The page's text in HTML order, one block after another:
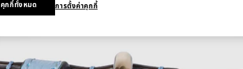
การตั้งค่าคุกกี้
กกี้ทั้งหมด